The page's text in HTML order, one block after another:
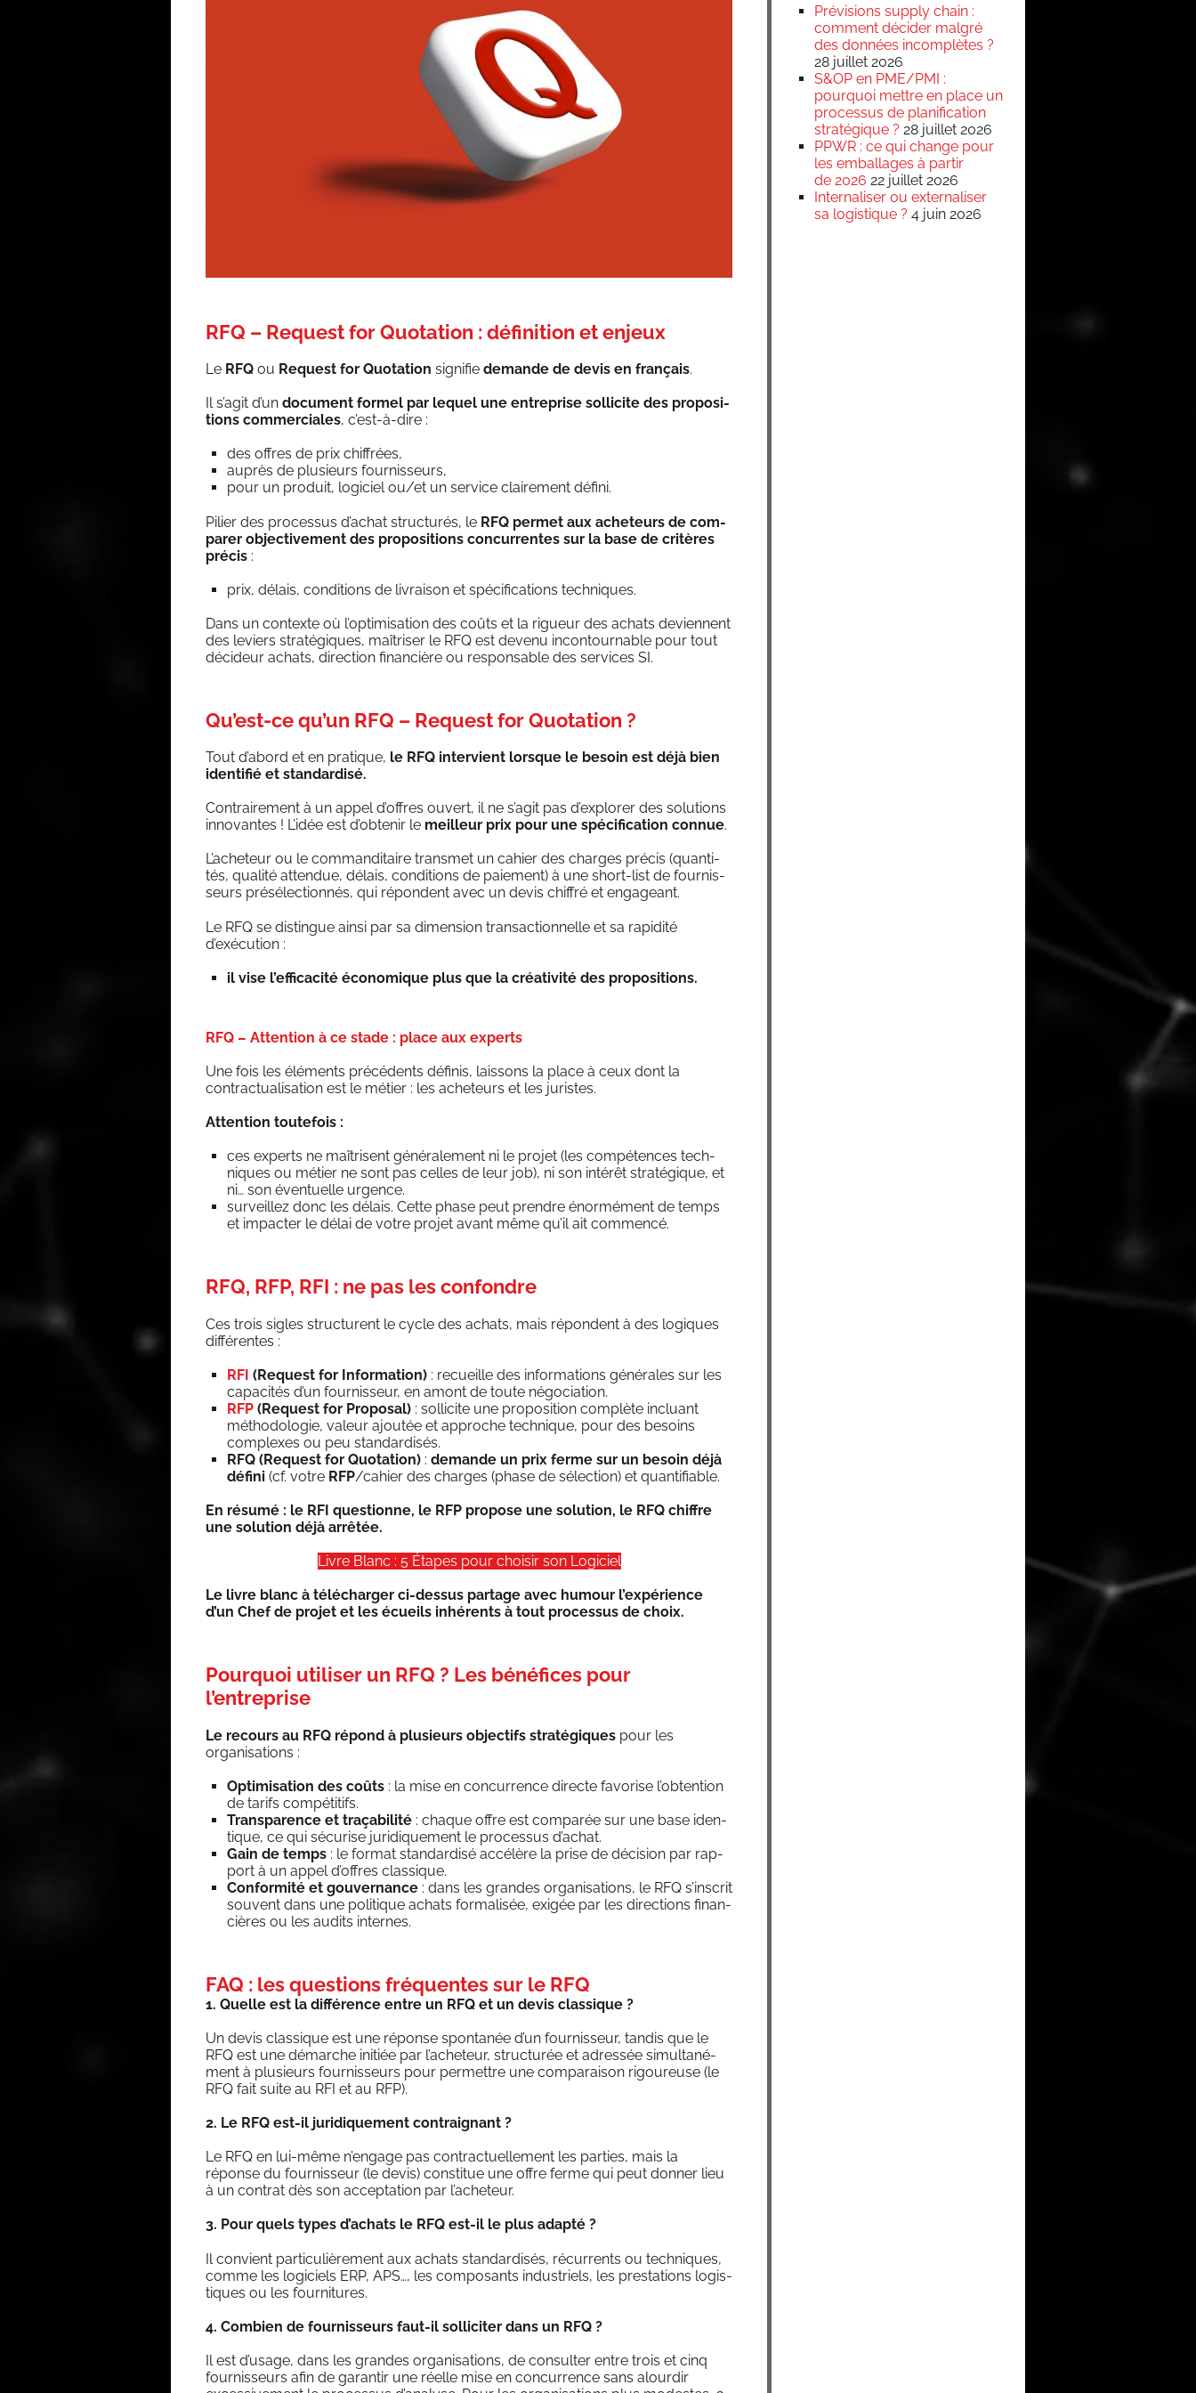
RFQ – Request for Quotation : définition et enjeux
Le RFQ ou Request for Quo­ta­tion signi­fie demande de devis en fran­çais.
Il s’agit d’un docu­ment for­mel par lequel une entre­prise sol­li­cite des pro­po­si­
tions com­mer­ciales, c’est-à-dire :
des offres de prix chiffrées,
auprès de plu­sieurs fournisseurs,
pour un pro­duit, logi­ciel ou/et un ser­vice clai­re­ment défini.
Pilier des pro­ces­sus d’a­chat struc­tu­rés, le RFQ per­met aux ache­teurs de com­
pa­rer objec­ti­ve­ment des pro­po­si­tions concur­rentes sur la base de cri­tères
pré­cis :
prix, délais, condi­tions de livrai­son et spé­ci­fi­ca­tions techniques.
Dans un contexte où l’op­ti­mi­sa­tion des coûts et la rigueur des achats deviennent
des leviers stra­té­giques, maî­tri­ser le RFQ est deve­nu incon­tour­nable pour tout
déci­deur achats, direc­tion finan­cière ou res­pon­sable des ser­vices SI.
Qu’est-ce qu’un RFQ – Request for Quotation ?
Tout d’abord et en pra­tique, le RFQ inter­vient lorsque le besoin est déjà bien
iden­ti­fié et standardisé.
Contrai­re­ment à un appel d’offres ouvert, il ne s’a­git pas d’ex­plo­rer des solu­tions
inno­vantes ! L’i­dée est d’ob­te­nir le meilleur prix pour une spé­ci­fi­ca­tion connue.
L’a­che­teur ou le com­man­di­taire trans­met un cahier des charges pré­cis (quan­ti­
tés, qua­li­té atten­due, délais, condi­tions de paie­ment) à une short-list de four­nis­
seurs pré­sé­lec­tion­nés, qui répondent avec un devis chif­fré et engageant.
Le RFQ se dis­tingue ain­si par sa dimen­sion tran­sac­tion­nelle et sa rapi­di­té
d’exécution :
il vise l’ef­fi­ca­ci­té éco­no­mique plus que la créa­ti­vi­té des propositions.
RFQ – Attention à ce stade : place aux experts
Une fois les élé­ments pré­cé­dents défi­nis, lais­sons la place à ceux dont la
contrac­tua­li­sa­tion est le métier : les ache­teurs et les juristes.
Atten­tion toutefois :
ces experts ne maî­trisent géné­ra­le­ment ni le pro­jet (les com­pé­tences tech­
niques ou métier ne sont pas celles de leur job), ni son inté­rêt stra­té­gique, et
ni… son éven­tuelle urgence.
sur­veillez donc les délais. Cette phase peut prendre énor­mé­ment de temps
et impac­ter le délai de votre pro­jet avant même qu’il ait commencé.
RFQ, RFP, RFI : ne pas les confondre
Ces trois sigles struc­turent le cycle des achats, mais répondent à des logiques
différentes :
RFI (Request for Infor­ma­tion) : recueille des infor­ma­tions géné­rales sur les
capa­ci­tés d’un four­nis­seur, en amont de toute négociation.
RFP (Request for Pro­po­sal) : sol­li­cite une pro­po­si­tion com­plète incluant
métho­do­lo­gie, valeur ajou­tée et approche tech­nique, pour des besoins
com­plexes ou peu standardisés.
RFQ (Request for Quo­ta­tion) : demande un prix ferme sur un besoin déjà
défi­ni (cf. votre RFP/cahier des charges (phase de sélec­tion) et quantifiable.
En résu­mé : le RFI ques­tionne, le RFP pro­pose une solu­tion, le RFQ chiffre
une solu­tion déjà arrêtée.
Livre Blanc : 5 Étapes pour choi­sir son Logiciel
Le livre blanc à télé­char­ger ci-des­sus par­tage avec humour l’ex­pé­rience
d’un Chef de pro­jet et les écueils inhé­rents à tout pro­ces­sus de choix.
Pourquoi utiliser un RFQ ? Les bénéfices pour
l’entreprise
Le recours au RFQ répond à plu­sieurs objec­tifs stra­té­giques pour les
organisations :
Opti­mi­sa­tion des coûts : la mise en concur­rence directe favo­rise l’ob­ten­tion
de tarifs compétitifs.
Trans­pa­rence et tra­ça­bi­li­té : chaque offre est com­pa­rée sur une base iden­
tique, ce qui sécu­rise juri­di­que­ment le pro­ces­sus d’achat.
Gain de temps : le for­mat stan­dar­di­sé accé­lère la prise de déci­sion par rap­
port à un appel d’offres classique.
Confor­mi­té et gou­ver­nance : dans les grandes orga­ni­sa­tions, le RFQ s’ins­crit
sou­vent dans une poli­tique achats for­ma­li­sée, exi­gée par les direc­tions finan­
cières ou les audits internes.
FAQ : les questions fréquentes sur le RFQ
1. Quelle est la dif­fé­rence entre un RFQ et un devis clas­sique ?
Un devis clas­sique est une réponse spon­ta­née d’un four­nis­seur, tan­dis que le
RFQ est une démarche ini­tiée par l’a­che­teur, struc­tu­rée et adres­sée simul­ta­né­
ment à plu­sieurs four­nis­seurs pour per­mettre une com­pa­rai­son rigou­reuse (le
RFQ fait suite au RFI et au RFP).
2. Le RFQ est-il juri­di­que­ment contrai­gnant ?
Le RFQ en lui-même n’en­gage pas contrac­tuel­le­ment les par­ties, mais la
réponse du four­nis­seur (le devis) consti­tue une offre ferme qui peut don­ner lieu
à un contrat dès son accep­ta­tion par l’acheteur.
3. Pour quels types d’a­chats le RFQ est-il le plus adap­té ?
Il convient par­ti­cu­liè­re­ment aux achats stan­dar­di­sés, récur­rents ou tech­niques,
comme les logi­ciels ERP, APS…, les com­po­sants indus­triels, les pres­ta­tions logis­
tiques ou les fournitures.
4. Com­bien de four­nis­seurs faut-il sol­li­ci­ter dans un RFQ ?
Il est d’usage, dans les grandes orga­ni­sa­tions, de consul­ter entre trois et cinq
four­nis­seurs afin de garan­tir une réelle mise en concur­rence sans alour­dir
Prévisions supply chain :
comment décider malgré
des données incomplètes ?
28 juillet 2026
S&OP en PME/PMI :
pourquoi mettre en place un
processus de planification
stratégique ? 28 juillet 2026
PPWR : ce qui change pour
les emballages à partir
de 2026 22 juillet 2026
Internaliser ou externaliser
sa logistique ? 4 juin 2026